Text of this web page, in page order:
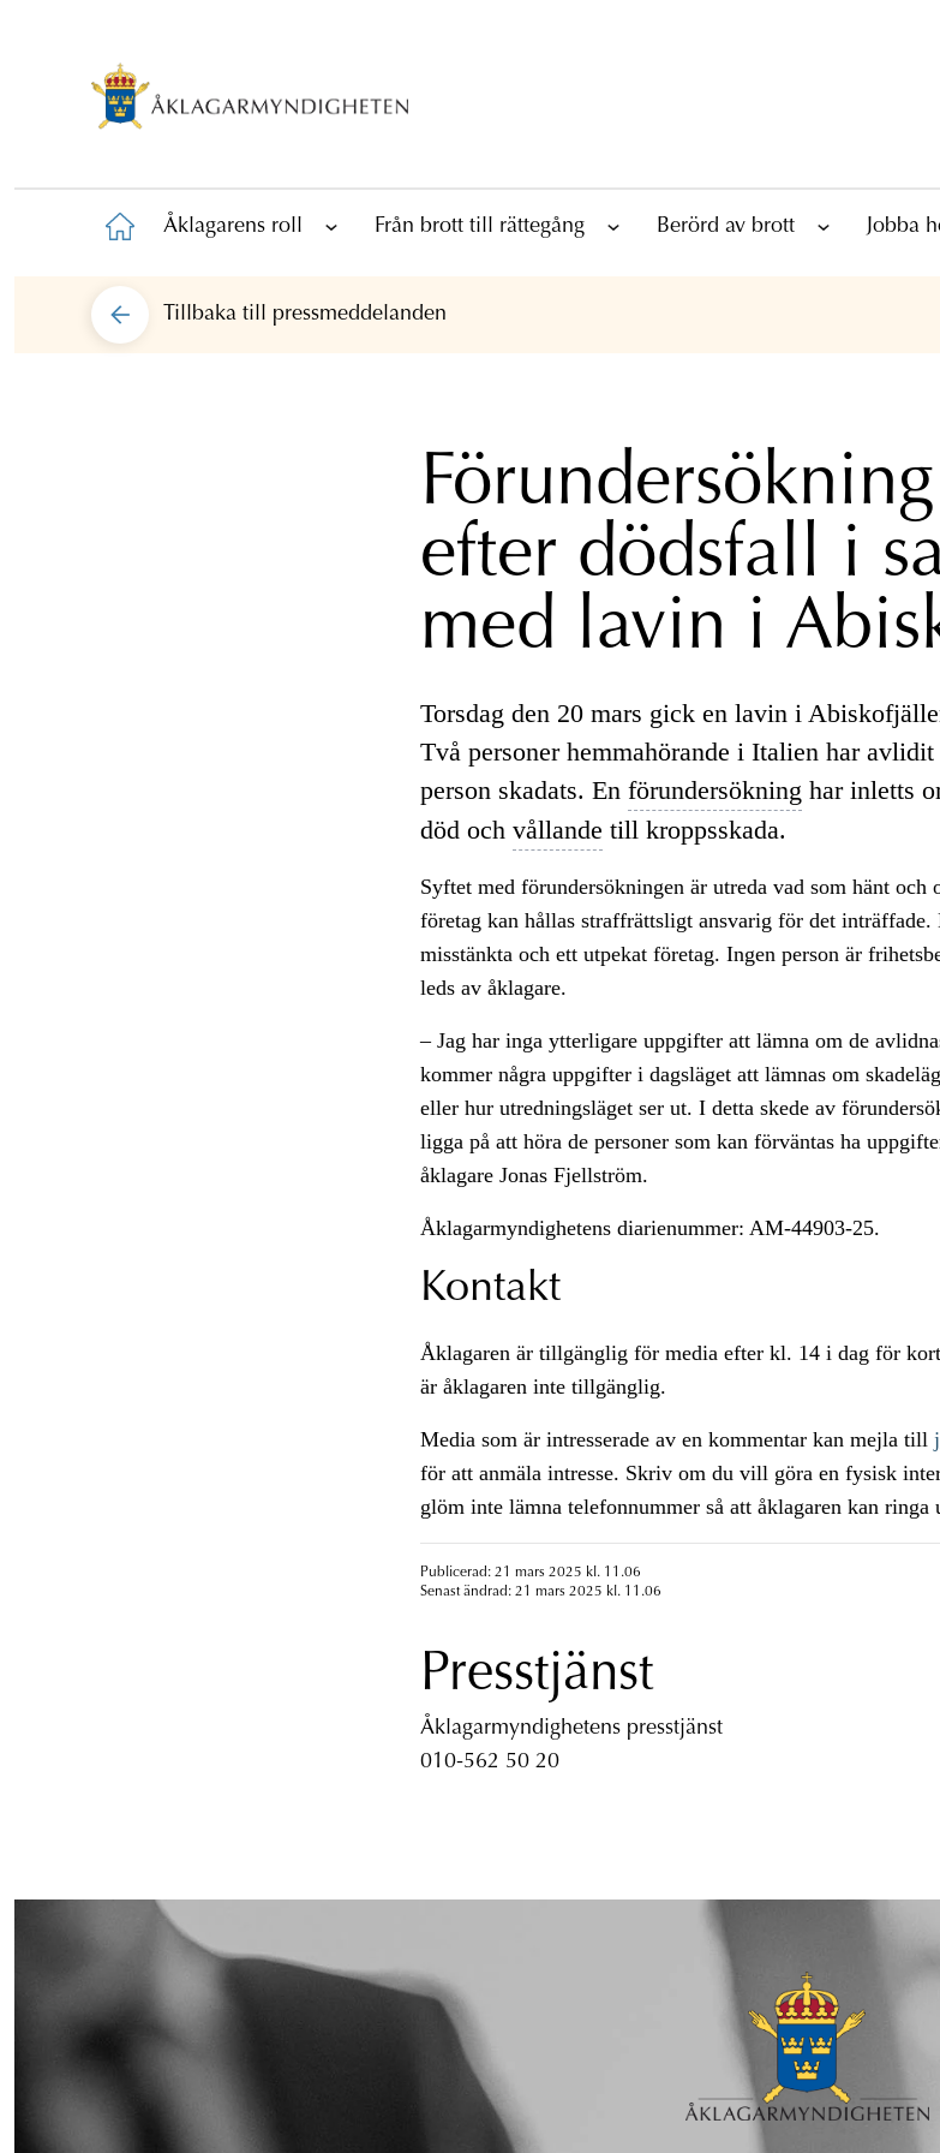
Åklagarens roll Från brott till rättegång Berörd av brott Jobba
Tillbaka till pressmeddelanden
efter dödsfall i
med lavin i
Torsdag den 20 mars gick en lavin i
Två personer hemmahörande i Italien har
person skadats. En förundersökning har inletts
död och vållande till kroppsskada.
Syftet med förundersökningen är utreda vad som hänt och
företag kan hållas straffrättsligt ansvarig för det
misstänkta och ett utpekat företag. Ingen person är
leds av åklagare.
– Jag har inga ytterligare uppgifter att lämna om de
kommer några uppgifter i dagsläget att lämnas om
eller hur utredningsläget ser ut. I detta skede av
ligga på att höra de personer som kan förväntas ha
åklagare Jonas Fjellström.
Åklagarmyndighetens diarienummer: AM-44903-25.
Kontakt
Åklagaren är tillgänglig för media efter kl. 14 i dag för
är åklagaren inte tillgänglig.
Media som är intresserade av en kommentar kan mejla till
för att anmäla intresse. Skriv om du vill göra en fysisk
glöm inte lämna telefonnummer så att åklagaren kan ringa
Publicerad: 21 mars 2025 kl. 11.06
Senast ändrad: 21 mars 2025 kl. 11.06
Presstjänst
Åklagarmyndighetens presstjänst
010-562 50 20